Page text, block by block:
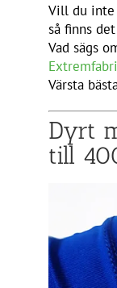
Vill du inte
så finns
Vad sägs
Värsta
Dyrt
till